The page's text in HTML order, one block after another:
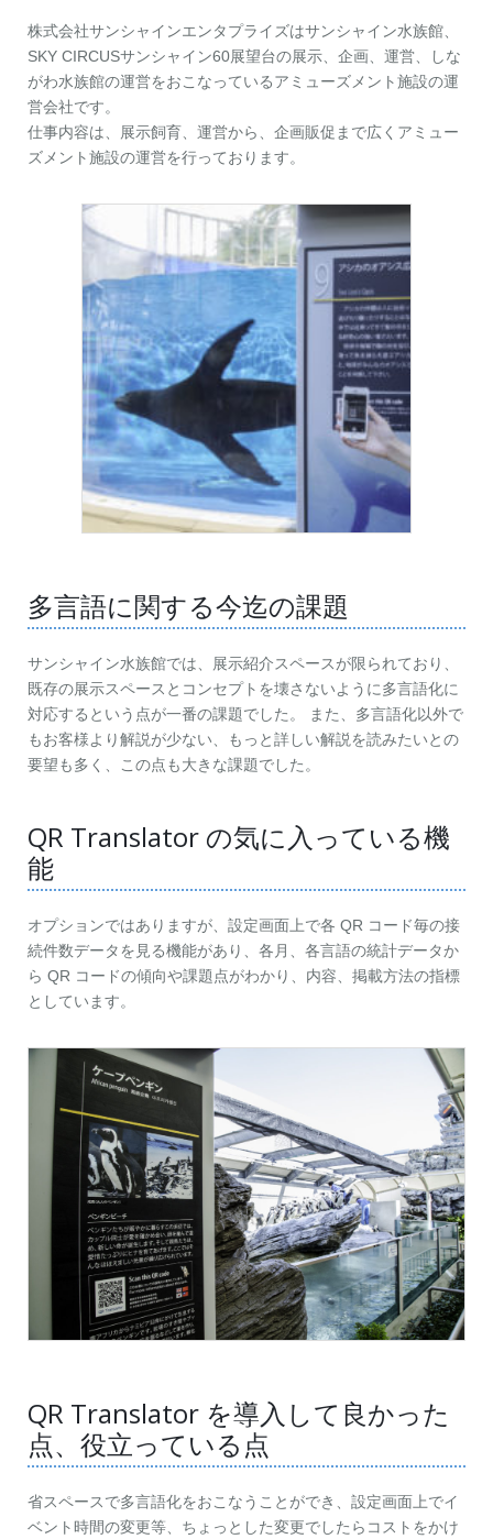
株式会社サンシャインエンタプライズはサンシャイン水族館、
SKY CIRCUSサンシャイン60展望台の展示、企画、運営、しな
がわ水族館の運営をおこなっているアミューズメント施設の運
営会社です。
仕事内容は、展示飼育、運営から、企画販促まで広くアミュー
ズメント施設の運営を行っております。
多言語に関する今迄の課題
サンシャイン水族館では、展示紹介スペースが限られており、
既存の展示スペースとコンセプトを壊さないように多言語化に
対応するという点が一番の課題でした。 また、多言語化以外で
もお客様より解説が少ない、もっと詳しい解説を読みたいとの
要望も多く、この点も大きな課題でした。
QR Translator の気に入っている機
能
オプションではありますが、設定画面上で各 QR コード毎の接
続件数データを見る機能があり、各月、各言語の統計データか
ら QR コードの傾向や課題点がわかり、内容、掲載方法の指標
としています。
QR Translator を導入して良かった
点、役立っている点
省スペースで多言語化をおこなうことができ、設定画面上でイ
ベント時間の変更等、ちょっとした変更でしたらコストをかけ